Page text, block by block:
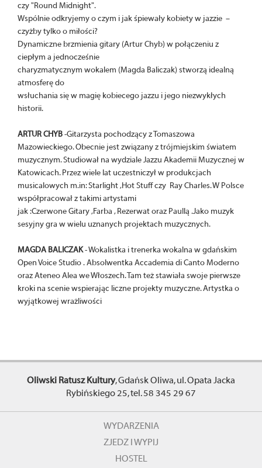
czy "Round Midnight".
Wspólnie odkryjemy o czym i jak śpiewały kobiety w jazzie –
czyżby tylko o miłości?
Dynamiczne brzmienia gitary (Artur Chyb) w połączeniu z
ciepłym a jednocześnie
charyzmatycznym wokalem (Magda Baliczak) stworzą idealną
atmosferę do
wsłuchania się w magię kobiecego jazzu i jego niezwykłych
historii.
ARTUR CHYB-Gitarzysta pochodzący z Tomaszowa
Mazowieckiego. Obecnie jest związany z trójmiejskim światem
muzycznym. Studiował na wydziale Jazzu Akademii Muzycznej w
Katowicach. Przez wiele lat uczestniczył w produkcjach
musicalowych m.in: Starlight ,Hot Stuff czy Ray Charles. W Polsce
współpracował z takimi artystami
jak :Czerwone Gitary ,Farba , Rezerwat oraz Paullą .Jako muzyk
sesyjny gra w wielu uznanych projektach muzycznych.
MAGDA BALICZAK- Wokalistka i trenerka wokalna w gdańskim
Open Voice Studio . Absolwentka Accademia di Canto Moderno
oraz AteneoAlea we Włoszech. Tam też stawiała swoje pierwsze
kroki na scenie wspierając liczne projekty muzyczne. Artystka o
wyjątkowej wrażliwości
Oliwski Ratusz Kultury, Gdańsk Oliwa, ul. Opata Jacka
Rybińskiego 25, tel. 58 345 29 67
WYDARZENIA
ZJEDZ I WYPIJ
HOSTEL